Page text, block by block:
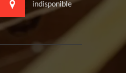
indisponible